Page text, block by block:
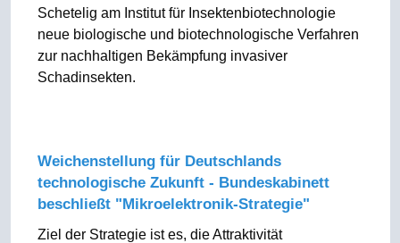
Schetelig am Institut für Insektenbiotechnologie
neue biologische und biotechnologische Verfahren
zur nachhaltigen Bekämpfung invasiver
Schadinsekten.
Weichenstellung für Deutschlands
technologische Zukunft - Bundeskabinett
beschließt "Mikroelektronik-Strategie"
Ziel der Strategie ist es, die Attraktivität